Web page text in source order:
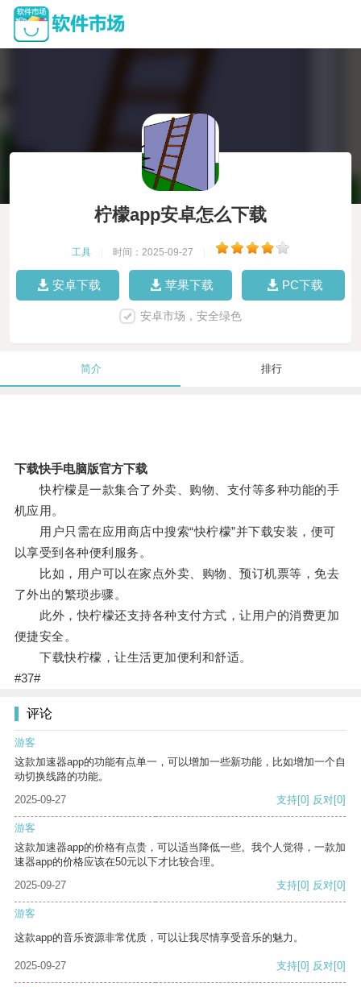
柠檬app安卓怎么下载
工具 时间：2025-09-27
安卓下载 苹果下载 PC下载
安卓市场，安全绿色
简介 排行
下载快手电脑版官方下载
快柠檬是一款集合了外卖、购物、支付等多种功能的手
机应用。
用户只需在应用商店中搜索“快柠檬”并下载安装，便可
以享受到各种便利服务。
比如，用户可以在家点外卖、购物、预订机票等，免去
了外出的繁琐步骤。
此外，快柠檬还支持各种支付方式，让用户的消费更加
便捷安全。
下载快柠檬，让生活更加便利和舒适。
#37#
评论
游客
这款加速器app的功能有点单一，可以增加一些新功能，比如增加一个自
动切换线路的功能。
2025-09-27
支持[0] 反对[0]
游客
这款加速器app的价格有点贵，可以适当降低一些。我个人觉得，一款加
速器app的价格应该在50元以下才比较合理。
2025-09-27
支持[0] 反对[0]
游客
这款app的音乐资源非常优质，可以让我尽情享受音乐的魅力。
2025-09-27 支持[0] 反对[0]